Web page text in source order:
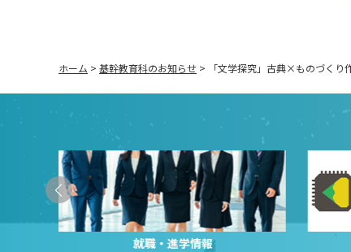
ホーム > 基幹教育科のお知らせ > 「文学探究」古典×ものづくり
就職・進学情報